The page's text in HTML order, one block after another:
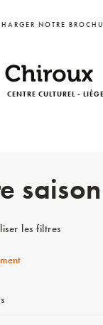
NOTRE
CENTRE CULTUREL - LIÈGE
saison
les filtres